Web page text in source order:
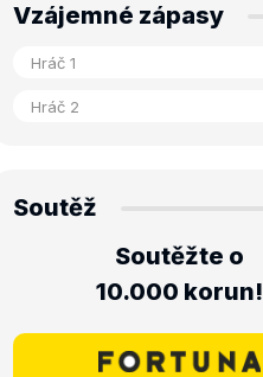
Vzájemné zápasy
Soutěž
Soutěžte o
10.000 korun!